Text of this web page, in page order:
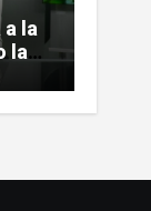
la
la